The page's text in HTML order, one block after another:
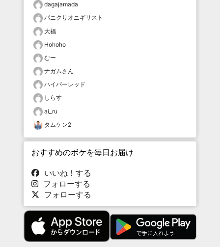
dagajamada
パニクりオニギリスト
大福
Hohoho
むー
ナガムさん
ハイパーレッド
しらす
ai_ru
タムケン2
おすすめのボケを毎日お届け
いいね！する
フォローする
フォローする